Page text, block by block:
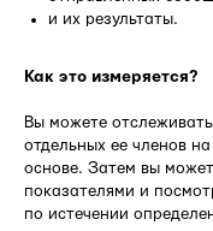
и их результаты.
Как это измеряется?
Вы можете
отдельных ее членов
основе. Затем вы
показателями и
по истечении